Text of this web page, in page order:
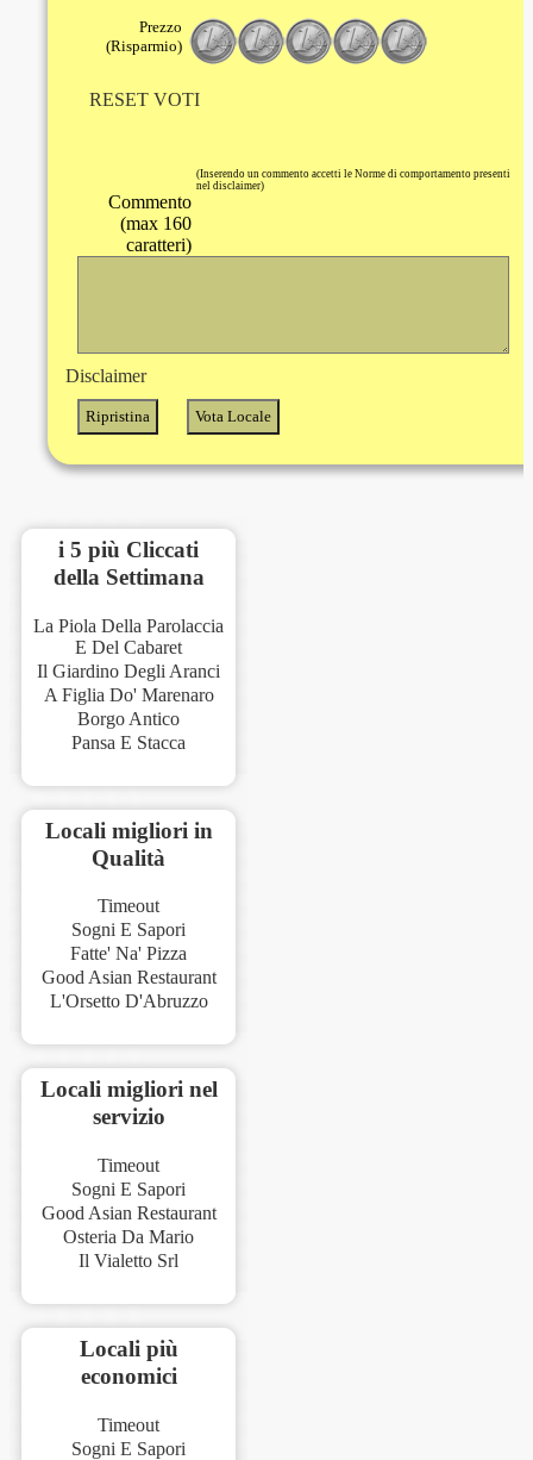
Prezzo
(Risparmio)
RESET VOTI
(Inserendo un commento accetti le Norme di comportamento presenti
nel disclaimer)
Commento
(max 160
caratteri)
Disclaimer
i 5 più Cliccati
della Settimana
La Piola Della Parolaccia
E Del Cabaret
Il Giardino Degli Aranci
A Figlia Do' Marenaro
Borgo Antico
Pansa E Stacca
Locali migliori in
Qualità
Timeout
Sogni E Sapori
Fatte' Na' Pizza
Good Asian Restaurant
L'Orsetto D'Abruzzo
Locali migliori nel
servizio
Timeout
Sogni E Sapori
Good Asian Restaurant
Osteria Da Mario
Il Vialetto Srl
Locali più
economici
Timeout
Sogni E Sapori